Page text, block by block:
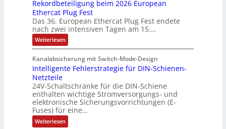
n
d
S
e
c
u
r
i
y
e
h
ä
u
s
e
d
h
n
u
n
g
t
a
n
d
e
r
p
r
o
d
u
t
i
r
e
d
u
z
e
r
e
n
A
f
w
a
n
d
,
t
e
n
s
o
u
v
r
ä
i
t
ä
t
b
e
g
Rekordbeteiligung beim 2026 European
Ethercat Plug Fest
Das 36. European Ethercat Plug Fest endete
nach zwei intensiven Tagen am 15.…
Weiterlesen:
R
k
o
b
e
t
e
i
l
Kanalabsicherung mit Switch-Mode-Design
Intelligente Fehlerstrategie für DIN-Schienen-
Netzteile
24V-Schaltschränke für die DIN-Schiene
enthalten wichtige Stromversorgungs- und
elektronische Sicherungsvorrichtungen (E-
Fuses) für eine…
Weiterlesen: